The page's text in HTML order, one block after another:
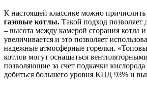
К настоящей классике можно причислить
газовые котлы. Такой подход позволяет
– высота между камерой сгорания котла
увеличивается и это позволяет
надежные атмосферные горелки.
котлов могут оснащаться
позволяющие за счет подкачки
добиться большего уровня КПД 93% и